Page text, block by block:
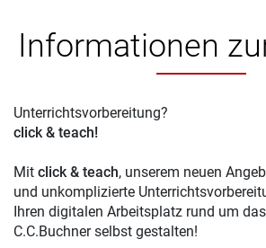
Informationen
Unterrichtsvorbereitung?
click & teach!
Mit click & teach, unserem neuen
und unkomplizierte
Ihren digitalen Arbeitsplatz rund um
C.C.Buchner selbst gestalten!